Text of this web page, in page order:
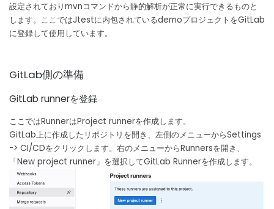
設定されておりmvnコマンドから静的解析が正常に実行できるものと
します。ここではJtestに内包されているdemoプロジェクトをGitLab
に登録して使用しています。
GitLab側の準備
GitLab runnerを登録
ここではRunnerはProject runnerを作成します。
GitLab上に作成したリポジトリを開き、左側のメニューからSettings
-> CI/CDをクリックします。右のメニューからRunnersを開き、
「New project runner」を選択してGitLab Runnerを作成します。